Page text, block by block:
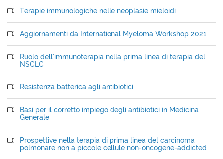
Terapie immunologiche nelle neoplasie mieloidi
Aggiornamenti da International Myeloma Workshop 2021
Ruolo dell'immunoterapia nella prima linea di terapia del
NSCLC
Resistenza batterica agli antibiotici
Basi per il corretto impiego degli antibiotici in Medicina
Generale
Prospettive nella terapia di prima linea del carcinoma
polmonare non a piccole cellule non-oncogene-addicted